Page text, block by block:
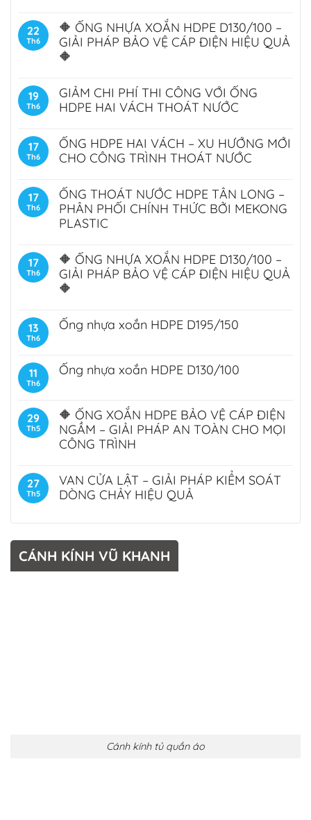
22
Th6
🔶 ỐNG NHỰA XOẮN HDPE D130/100 –
GIẢI PHÁP BẢO VỆ CÁP ĐIỆN HIỆU QUẢ
🔶
19
Th6
GIẢM CHI PHÍ THI CÔNG VỚI ỐNG
HDPE HAI VÁCH THOÁT NƯỚC
17
Th6
ỐNG HDPE HAI VÁCH – XU HƯỚNG MỚI
CHO CÔNG TRÌNH THOÁT NƯỚC
17
Th6
ỐNG THOÁT NƯỚC HDPE TÂN LONG –
PHÂN PHỐI CHÍNH THỨC BỞI MEKONG
PLASTIC
17
Th6
🔶 ỐNG NHỰA XOẮN HDPE D130/100 –
GIẢI PHÁP BẢO VỆ CÁP ĐIỆN HIỆU QUẢ
🔶
13
Th6
Ống nhựa xoắn HDPE D195/150
11
Th6
Ống nhựa xoắn HDPE D130/100
29
Th5
🔶 ỐNG XOẮN HDPE BẢO VỆ CÁP ĐIỆN
NGẦM – GIẢI PHÁP AN TOÀN CHO MỌI
CÔNG TRÌNH
27
Th5
VAN CỬA LẬT – GIẢI PHÁP KIỂM SOÁT
DÒNG CHẢY HIỆU QUẢ
CÁNH KÍNH VŨ KHANH
Cánh kính tủ quần áo